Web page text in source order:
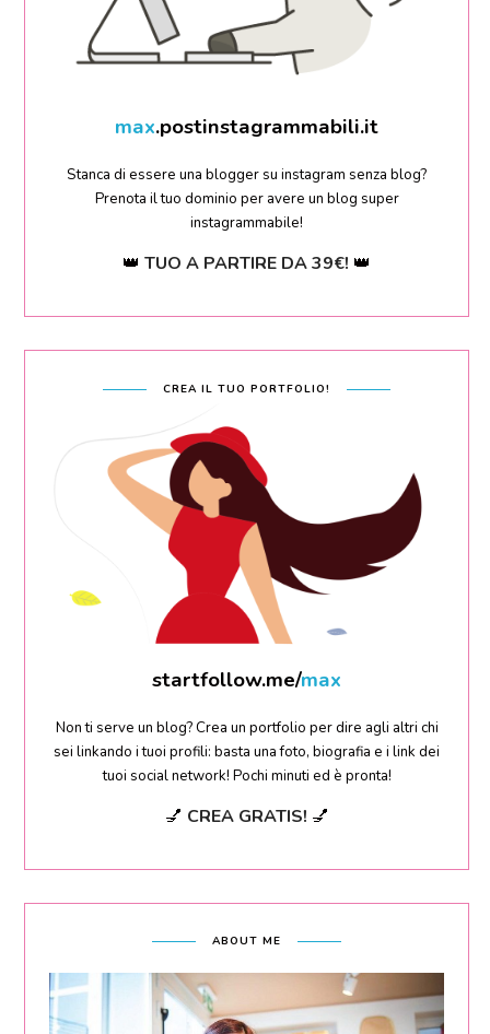
sara.postinstagrammabili.it
Stanca di essere una blogger su instagram senza blog?
Prenota il tuo dominio per avere un blog super
instagrammabile!
👑TUO A PARTIRE DA 39€! 👑
CREA IL TUO PORTFOLIO!
startfollow.me/sara
Non ti serve un blog? Crea un portfolio per dire agli altri chi
sei linkando i tuoi profili: basta una foto, biografia e i link dei
tuoi social network! Pochi minuti ed è pronta!
💅 CREA GRATIS! 💅
ABOUT ME